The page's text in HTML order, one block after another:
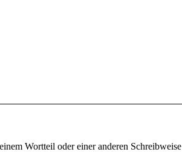
Wortteil oder einer anderen Schreibweise